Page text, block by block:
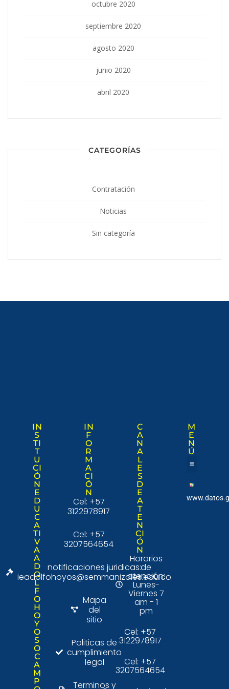
octubre 2020
septiembre 2020
agosto 2020
junio 2020
abril 2020
CATEGORÍAS
Contratación
Noticias
Sin categoría
IN
S
TI
T
U
CI
Ó
N
E
D
U
C
A
TI
V
A
A
D
O
L
F
O
H
O
Y
O
S
O
C
A
M
P
IN
F
O
R
M
A
CI
Ó
N
Cel: +57
3122978917
Cel: +57
3207564654
notificaciones juridicas:
ieadolfohoyos@semmanizales.edu.co
Mapa
del
sitio
Politicas de
cumplimiento
legal
Terminos y
C
A
N
A
L
E
S
D
E
A
T
E
N
CI
Ó
N
Horarios
de
atención:
Lunes-
Viernes 7
am - 1
pm
Cel: +57
3122978917
Cel: +57
3207564654
M
E
N
Ú